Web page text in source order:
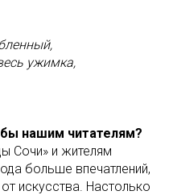
ужимка,
нашим читателям?
Сочи» и жителям
больше впечатлений,
искусства. Настолько